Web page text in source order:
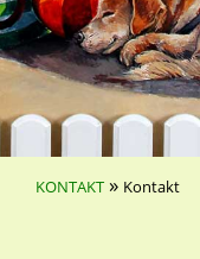
KONTAKT» Kontakt